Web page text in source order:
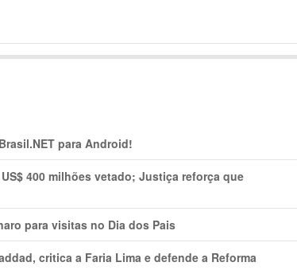
para Android!
400 milhões vetado; Justiça reforça que
para visitas no Dia dos Pais
critica a Faria Lima e defende a Reforma